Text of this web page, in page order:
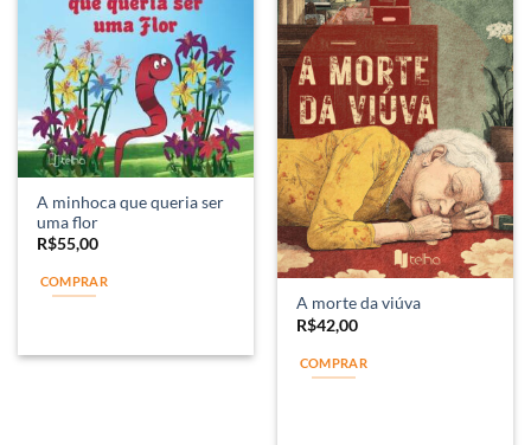
A minhoca que queria ser
uma flor
R$55,00
COMPRAR
A morte da viúva
R$42,00
COMPRAR